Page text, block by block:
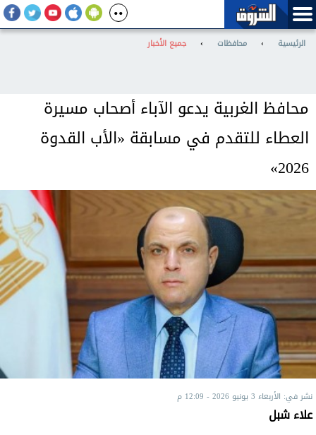
الرئيسية › محافظات › جميع الأخبار
محافظ الغربية يدعو الآباء أصحاب مسيرة
العطاء للتقدم في مسابقة «الأب القدوة
2026»
نشر في: الأربعاء 3 يونيو 2026 - 12:09 م
علاء شبل